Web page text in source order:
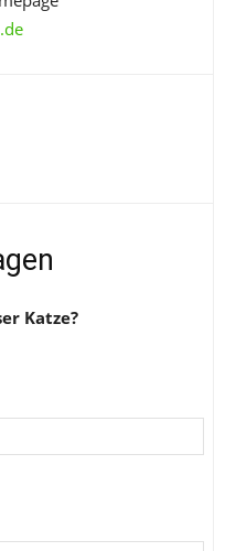
Katze?